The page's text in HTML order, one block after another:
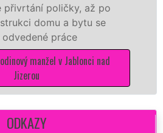
poličky, až po
domu a bytu se
práce
manžel v Jablonci nad
ODKAZY